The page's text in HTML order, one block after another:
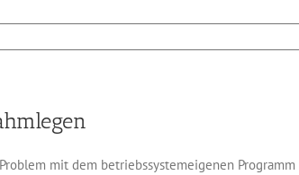
mit dem betriebssystemeigenen Programm